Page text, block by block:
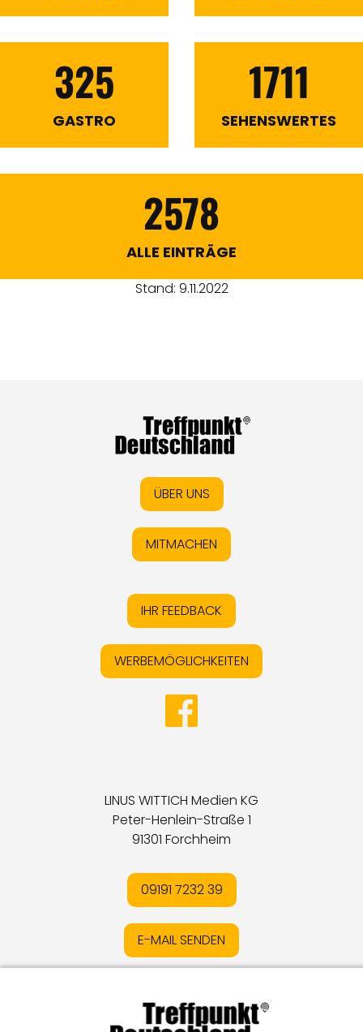
325
GASTRO
1711
SEHENSWERTES
2578
ALLE EINTRÄGE
Stand: 9.11.2022
ÜBER UNS
MITMACHEN
IHR FEEDBACK
WERBEMÖGLICHKEITEN
LINUS WITTICH Medien KG
Peter-Henlein-Straße 1
91301 Forchheim
09191 7232 39
E-MAIL SENDEN
DatenschutzIOnline-Streitschlichtung